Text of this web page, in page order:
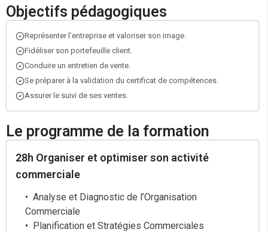
Objectifs pédagogiques
Représenter l’entreprise et valoriser son image.
Fidéliser son portefeuille client.
Conduire un entretien de vente.
Se préparer à la validation du certificat de compétences.
Assurer le suivi de ses ventes.
Le programme de la formation
28h Organiser et optimiser son activité
commerciale
Analyse et Diagnostic de l’Organisation
Commerciale
Planification et Stratégies Commerciales